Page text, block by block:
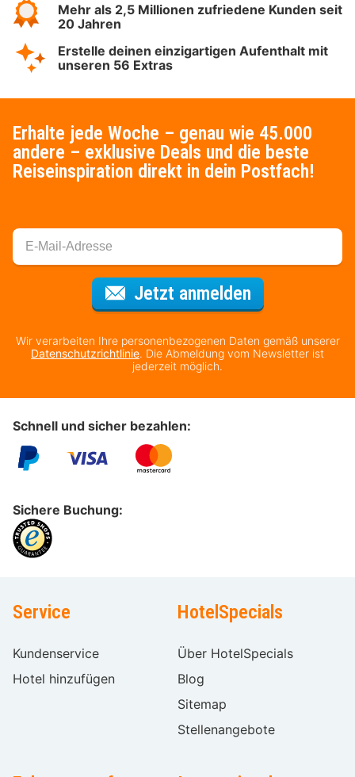
Mehr als 2,5 Millionen zufriedene Kunden seit
20 Jahren
Erstelle deinen einzigartigen Aufenthalt mit
unseren 56 Extras
Erhalte jede Woche – genau wie 45.000
andere – exklusive Deals und die beste
Reiseinspiration direkt in dein Postfach!
Jetzt anmeldenFür den
Wir verarbeiten Ihre personenbezogenen Daten gemäß unserer
Datenschutzrichtlinie. Die Abmeldung vom Newsletter ist
jederzeit möglich.
Schnell und sicher bezahlen:
Sichere Buchung:
Service
Kundenservice
Hotel hinzufügen
HotelSpecials
Über HotelSpecials
Blog
Sitemap
Stellenangebote